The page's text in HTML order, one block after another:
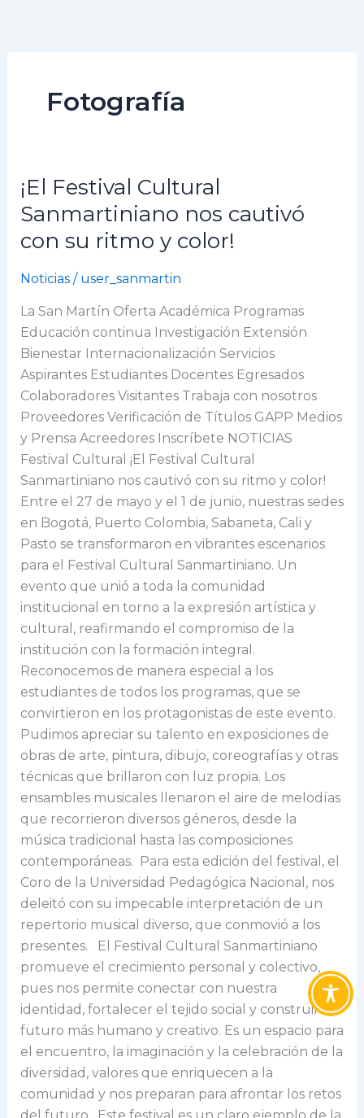
Fotografía
¡El Festival Cultural
Sanmartiniano nos cautivó
con su ritmo y color!
Noticias/ user_sanmartin
La San Martín Oferta Académica Programas
Educación continua Investigación Extensión
Bienestar Internacionalización Servicios
Aspirantes Estudiantes Docentes Egresados
Colaboradores Visitantes Trabaja con nosotros
Proveedores Verificación de Títulos GAPP Medios
y Prensa Acreedores Inscríbete NOTICIAS
Festival Cultural ¡El Festival Cultural
Sanmartiniano nos cautivó con su ritmo y color!
Entre el 27 de mayo y el 1 de junio, nuestras sedes
en Bogotá, Puerto Colombia, Sabaneta, Cali y
Pasto se transformaron en vibrantes escenarios
para el Festival Cultural Sanmartiniano. Un
evento que unió a toda la comunidad
institucional en torno a la expresión artística y
cultural, reafirmando el compromiso de la
institución con la formación integral.
Reconocemos de manera especial a los
estudiantes de todos los programas, que se
convirtieron en los protagonistas de este evento.
Pudimos apreciar su talento en exposiciones de
obras de arte, pintura, dibujo, coreografías y otras
técnicas que brillaron con luz propia. Los
ensambles musicales llenaron el aire de melodías
que recorrieron diversos géneros, desde la
música tradicional hasta las composiciones
contemporáneas. Para esta edición del festival, el
Coro de la Universidad Pedagógica Nacional, nos
deleitó con su impecable interpretación de un
repertorio musical diverso, que conmovió a los
presentes. El Festival Cultural Sanmartiniano
promueve el crecimiento personal y colectivo,
pues nos permite conectar con nuestra
identidad, fortalecer el tejido social y construir un
futuro más humano y creativo. Es un espacio para
el encuentro, la imaginación y la celebración de la
diversidad, valores que enriquecen a la
comunidad y nos preparan para afrontar los retos
¡El
Festival
Cultural
Sanmartiniano
con
su
ritmo
y
color!